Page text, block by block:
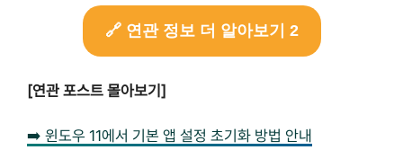
🔗 연관 정보 더 알아보기 2
[연관 포스트 몰아보기]
➡️ 윈도우 11에서 기본 앱 설정 초기화 방법 안내